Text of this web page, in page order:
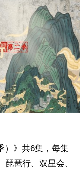
）》共6集，每集
琶行、双星会、